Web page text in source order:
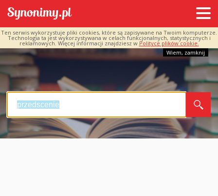
Ten serwis wykorzystuje pliki cookies, które są zapisywane na Twoim komputerze.
Technologia ta jest wykorzystywana w celach funkcjonalnych, statystycznych i
reklamowych. Więcej informacji znajdziesz w Polityce plików cookie.
Wiem, zamknij